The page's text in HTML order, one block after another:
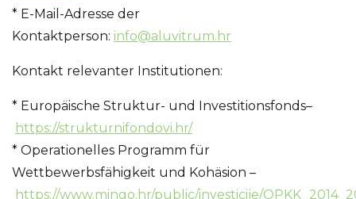
* E-Mail-Adresse der
Kontaktperson: info@aluvitrum.hr
Kontakt relevanter Institutionen:
* Europäische Struktur- und Investitionsfonds–
https://strukturnifondovi.hr/
* Operationelles Programm für
Wettbewerbsfähigkeit und Kohäsion –
https://www.mingo.hr/public/investicije/